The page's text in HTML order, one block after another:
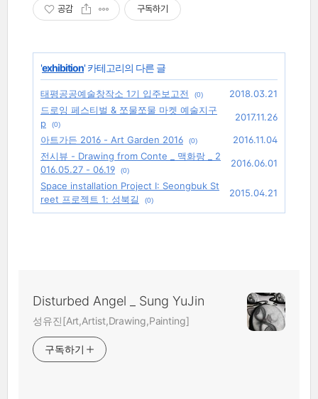
공감 구독하기
'exhibition' 카테고리의 다른 글
태평공공예술창작소 1기 입주보고전 (0)
2018.03.21
드로잉 페스티벌 & 쪼물쪼물 마켓 예술지구
p
(0)
2017.11.26
아트가든 2016 - Art Garden 2016
(0)
2016.11.04
전시뷰 - Drawing from Conte _ 맥화랑 _ 2
016.05.27 - 06.19
(0)
2016.06.01
Space installation Project Ⅰ: Seongbuk St
reet 프로젝트 1: 성북길
(0)
2015.04.21
Disturbed Angel _ Sung YuJin
성유진[Art,Artist,Drawing,Painting]
구독하기